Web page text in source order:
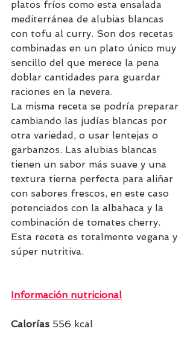
platos fríos como esta ensalada
mediterránea de alubias blancas
con tofu al curry. Son dos recetas
combinadas en un plato único muy
sencillo del que merece la pena
doblar cantidades para guardar
raciones en la nevera.
La misma receta se podría preparar
cambiando las judías blancas por
otra variedad, o usar lentejas o
garbanzos. Las alubias blancas
tienen un sabor más suave y una
textura tierna perfecta para aliñar
con sabores frescos, en este caso
potenciados con la albahaca y la
combinación de tomates cherry.
Esta receta es totalmente vegana y
súper nutritiva.
Información nutricional
Calorías 556 kcal